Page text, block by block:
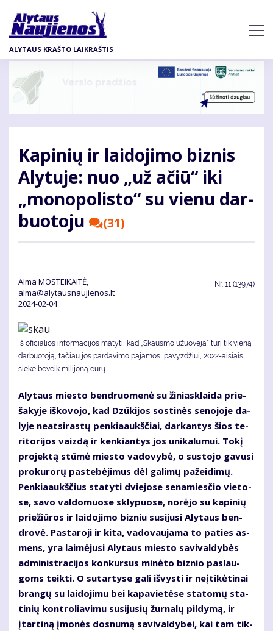
pagrindinį
turinį
ALYTAUS KRAŠTO LAIKRAŠTIS
Ka­pi­nių ir lai­do­ji­mo biz­nis
Aly­tuje: nuo „už ačiū“ iki
„mo­no­po­lis­to“ su vie­nu dar­
buo­to­ju
(31)
Alma MOSTEIKAITĖ,
alma@alytausnaujienos.lt
2024-02-04
Nr. 11 (13974)
Iš ofi­cia­lios in­for­ma­ci­jos ma­ty­ti, kad „Skaus­mo užuo­vė­ja“ tu­ri tik vie­ną
dar­buo­to­ją, tačiau jos par­da­vi­mo pa­ja­mos, pa­vyz­džiui, 2022-ai­siais
sie­kė be­veik milijoną eu­rų
Aly­taus mies­to ben­druo­me­nė su ži­niask­lai­da prie­
ša­ky­je iš­ko­vo­jo, kad Dzū­ki­jos sos­ti­nės se­no­jo­je da­
ly­je ne­at­si­ras­tų pen­kia­aukš­čiai, dar­kan­tys šios te­
ri­to­ri­jos vaiz­dą ir ken­kian­tys jos uni­ka­lu­mui. To­kį
pro­jek­tą stū­mė mies­to va­do­vy­bė, o su­sto­jo ga­vu­si
pro­ku­ro­rų pa­ste­bė­ji­mus dėl ga­li­mų pa­žei­di­mų.
Pen­kia­aukš­čius sta­ty­ti dvie­jo­se se­na­mies­čio vie­to­
se, sa­vo val­do­muo­se skly­puo­se, no­rė­jo su ka­pi­nių
prie­žiū­ros ir lai­do­ji­mo biz­niu su­si­ju­si Aly­taus ben­
dro­vė. Pas­ta­ro­ji ir ki­ta, va­do­vau­ja­ma to pa­ties as­
mens, yra lai­mė­ju­si Aly­taus mies­to sa­vi­val­dy­bės
ad­mi­nist­ra­ci­jos kon­kur­sus mi­nė­to biz­nio pa­slau­
goms teik­ti. O su­tar­ty­se ga­li iš­vys­ti ir ne­įti­kė­ti­nai
bran­gų su lai­do­ji­mu bei ka­pa­vie­tė­se sta­to­mų sta­
ti­nių kon­tro­lia­vi­mu su­si­ju­sių žur­na­lų pil­dy­mą, ir
įtar­ti­ną įmo­nės dos­nu­mą sa­vi­val­dy­bei, kai tam tik­